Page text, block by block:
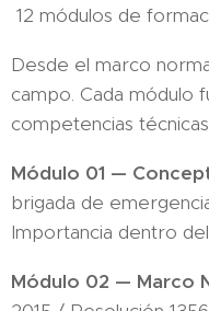
12 módulos de
Desde el marco
campo. Cada módulo
competencias
Módulo 01 —
brigada de
Importancia dentro del
Módulo 02 — Marco